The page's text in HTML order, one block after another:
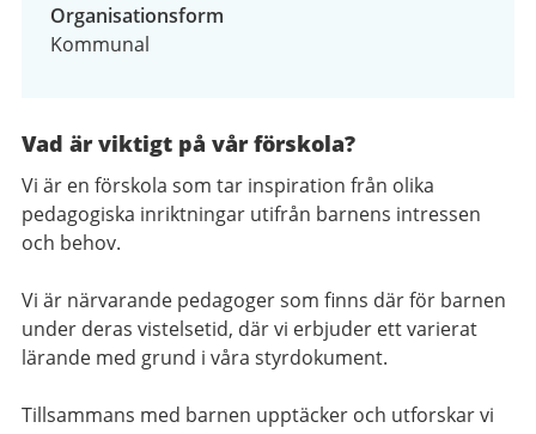
Organisationsform
Kommunal
Vad är viktigt på vår förskola?
Vi är en förskola som tar inspiration från olika
pedagogiska inriktningar utifrån barnens intressen
och behov.
Vi är närvarande pedagoger som finns där för barnen
under deras vistelsetid, där vi erbjuder ett varierat
lärande med grund i våra styrdokument.
Tillsammans med barnen upptäcker och utforskar vi